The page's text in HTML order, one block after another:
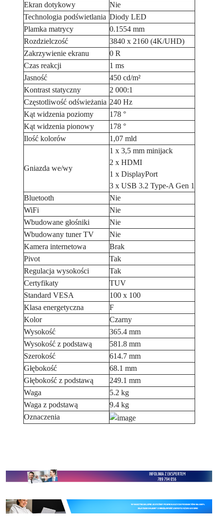
Ekran dotykowy
Nie
Technologia podświetlania Diody LED
Plamka matrycy
0.1554 mm
Rozdzielczość
3840 x 2160 (4K/UHD)
Zakrzywienie ekranu
0 R
Czas reakcji
1 ms
Jasność
450 cd/m²
Kontrast statyczny
2 000:1
Częstotliwość odświeżania 240 Hz
Kąt widzenia poziomy
178 °
Kąt widzenia pionowy
178 °
Ilość kolorów
1,07 mld
Gniazda we/wy
1 x 3,5 mm minijack
2 x HDMI
1 x DisplayPort
3 x USB 3.2 Type-A Gen 1
Bluetooth
Nie
WiFi
Nie
Wbudowane głośniki
Nie
Wbudowany tuner TV
Nie
Kamera internetowa
Brak
Pivot
Tak
Regulacja wysokości
Tak
Certyfikaty
TUV
Standard VESA
100 x 100
Klasa energetyczna
F
Kolor
Czarny
Wysokość
365.4 mm
Wysokość z podstawą
581.8 mm
Szerokość
614.7 mm
Głębokość
68.1 mm
Głębokość z podstawą
249.1 mm
Waga
5.2 kg
Waga z podstawą
9.4 kg
Oznaczenia